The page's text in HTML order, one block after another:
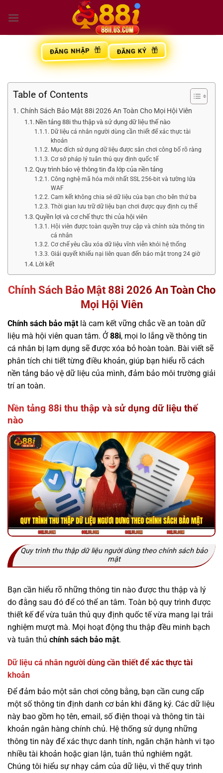
qua
ĐĂNG NHẬP ĐĂNG KÝ
Table of Contents
Chính Sách Bảo Mật 88i 2026 An Toàn Cho Mọi Hội Viên
Nền tảng 88i thu thập và sử dụng dữ liệu thế nào
Dữ liệu cá nhân người dùng cần thiết để xác thực tài
khoản
Mục đích sử dụng dữ liệu được sân chơi công bố rõ ràng
Cơ sở pháp lý tuân thủ quy định quốc tế
Quy trình bảo vệ thông tin đa lớp của nền tảng
Công nghệ mã hóa mới nhất SSL 256-bit và tường lửa
WAF
Cam kết không chia sẻ dữ liệu của bạn cho bên thứ ba
Thời gian lưu trữ dữ liệu bạn chơi được quy định cụ thể
Quyền lợi và cơ chế thực thi của hội viên
Hội viên được toàn quyền truy cập và chỉnh sửa thông tin
cá nhân
Cơ chế yêu cầu xóa dữ liệu vĩnh viễn khỏi hệ thống
Giải quyết khiếu nại liên quan đến bảo mật trong 24 giờ
Lời kết
Chính Sách Bảo Mật 88i 2026 An Toàn Cho
Mọi Hội Viên
Chính sách bảo mật là cam kết vững chắc về an toàn dữ
liệu mà hội viên quan tâm. Ở 88i, mọi lo lắng về thông tin
cá nhân bị lạm dụng sẽ được xóa bỏ hoàn toàn. Bài viết sẽ
phân tích chi tiết từng điều khoản, giúp bạn hiểu rõ cách
nền tảng bảo vệ dữ liệu của mình, đảm bảo môi trường giải
trí an toàn.
Nền tảng 88i thu thập và sử dụng dữ liệu thế
nào
Quy trình thu thập dữ liệu người dùng theo chính sách bảo
mật
Bạn cần hiểu rõ những thông tin nào được thu thập và lý
do đằng sau đó để có thể an tâm. Toàn bộ quy trình được
thiết kế để vừa tuân thủ quy định quốc tế vừa mang lại trải
nghiệm mượt mà. Mọi hoạt động thu thập đều minh bạch
và tuân thủ chính sách bảo mật.
Dữ liệu cá nhân người dùng cần thiết để xác thực tài
khoản
Để đảm bảo một sân chơi công bằng, bạn cần cung cấp
một số thông tin định danh cơ bản khi đăng ký. Các dữ liệu
này bao gồm họ tên, email, số điện thoại và thông tin tài
khoản ngân hàng chính chủ. Hệ thống sử dụng những
thông tin này để xác thực danh tính, ngăn chặn hành vi tạo
nhiều tài khoản hoặc gian lận, tuân thủ nghiêm ngặt.
Chúng tôi hiểu sự nhạy cảm của dữ liệu, vì thế quy trình